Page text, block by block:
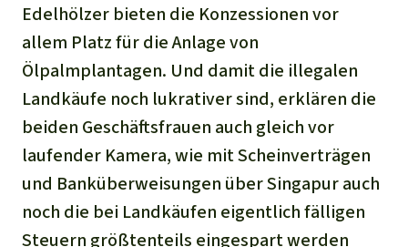
Edelhölzer bieten die Konzessionen vor
allem Platz für die Anlage von
Ölpalmplantagen. Und damit die illegalen
Landkäufe noch lukrativer sind, erklären die
beiden Geschäftsfrauen auch gleich vor
laufender Kamera, wie mit Scheinverträgen
und Banküberweisungen über Singapur auch
noch die bei Landkäufen eigentlich fälligen
Steuern größtenteils eingespart werden